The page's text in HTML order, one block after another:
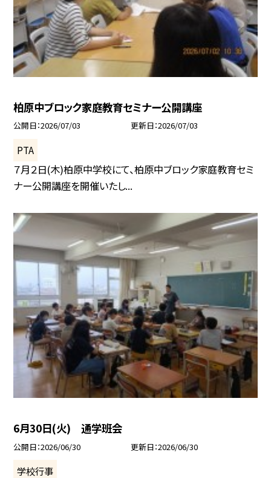
柏原中ブロック家庭教育セミナー公開講座
公開日 2026/07/03 更新日 2026/07/03
PTA
７月２日(木)柏原中学校にて、柏原中ブロック家庭教育セミ
ナー公開講座を開催いたし...
6月30日(火) 通学班会
公開日 2026/06/30 更新日 2026/06/30
学校行事